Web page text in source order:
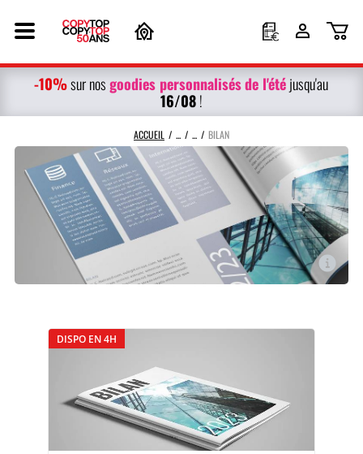
-10%sur nosgoodies personnalisésde l'étéjusqu'au
16/08!
ACCUEIL BILAN
imprimeur professionnel
impression bilan
DISPO EN 4H